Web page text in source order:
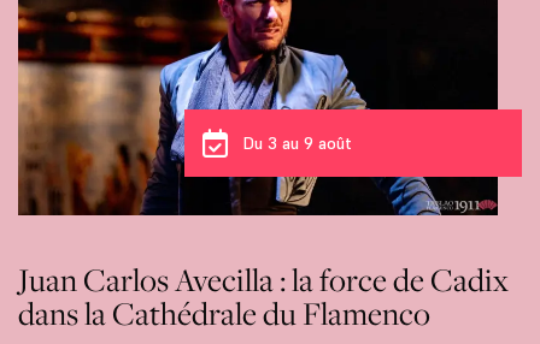
Du 3 au 9 août
Juan Carlos Avecilla : la force de Cadix
dans la Cathédrale du Flamenco